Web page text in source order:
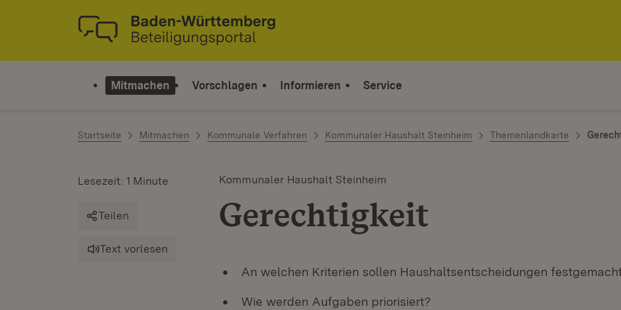
Zum Inhalt springen
Link zur Startseite
Mitmachen Vorschlagen Informieren Service
Startseite Mitmachen Kommunale Verfahren Kommunaler Haushalt Steinheim Themenlandkarte
Kommunaler Haushalt Steinheim
Gerechtigkeit
Lesezeit: 1 Minute
Teilen
Text vorlesen
An welchen Kriterien sollen Haushaltsentscheidungen
Wie werden Aufgaben priorisiert?